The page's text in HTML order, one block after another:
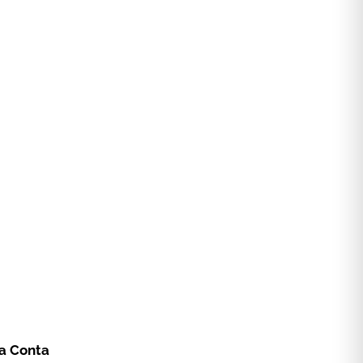
Conta